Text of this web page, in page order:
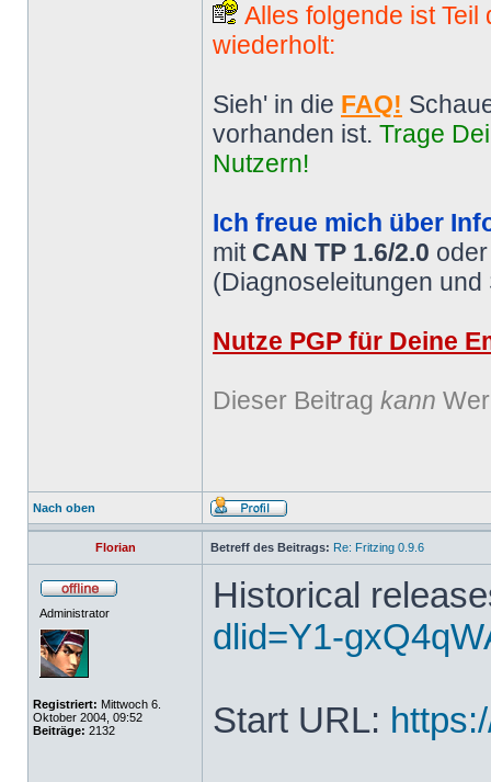
Alles folgende ist
wiederholt:
Sieh' in die FAQ!
vorhanden ist. Trage
Nutzern!
Ich freue mich über
mit CAN TP 1.6/2.0
(Diagnoseleitungen
Nutze PGP für Deine
Dieser Beitrag kann
Nach oben
Florian Betreff des Beitrags: Re: Fritzing 0.9.6
Administrator
Registriert: Mittwoch 6.
Oktober 2004, 09:52
Beiträge: 2132
Historical
dlid=Y1-
Start URL: